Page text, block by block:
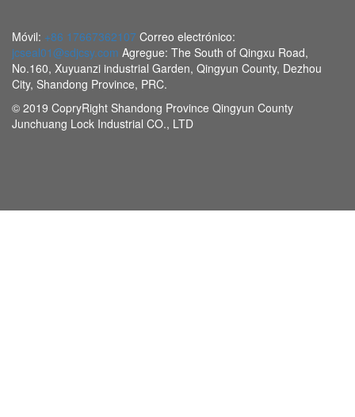
Móvil: +86 17667362107 Correo electrónico:
jcseal01@sdjcsy.com Agregue: The South of Qingxu Road,
No.160, Xuyuanzi industrial Garden, Qingyun County, Dezhou
City, Shandong Province, PRC.
© 2019 CopryRight Shandong Province Qingyun County
Junchuang Lock Industrial CO., LTD